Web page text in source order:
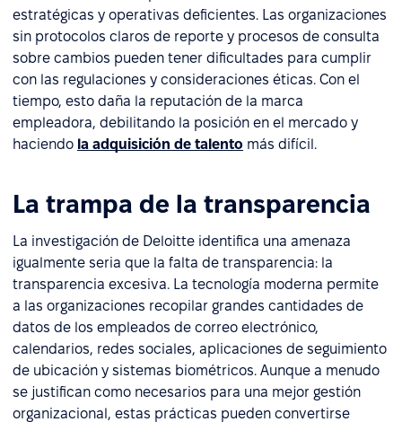
estratégicas y operativas deficientes. Las organizaciones
sin protocolos claros de reporte y procesos de consulta
sobre cambios pueden tener dificultades para cumplir
con las regulaciones y consideraciones éticas. Con el
tiempo, esto daña la reputación de la marca
empleadora, debilitando la posición en el mercado y
haciendo la adquisición de talento más difícil.
La trampa de la transparencia
La investigación de Deloitte identifica una amenaza
igualmente seria que la falta de transparencia: la
transparencia excesiva. La tecnología moderna permite
a las organizaciones recopilar grandes cantidades de
datos de los empleados de correo electrónico,
calendarios, redes sociales, aplicaciones de seguimiento
de ubicación y sistemas biométricos. Aunque a menudo
se justifican como necesarios para una mejor gestión
organizacional, estas prácticas pueden convertirse